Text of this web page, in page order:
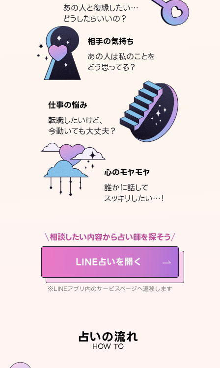
あの人と復縁したい…
どうしたらいいの？
相手の気持ち
あの人は私のことを
どう思ってる？
仕事の悩み
転職したいけど、
今動いても大丈夫？
心のモヤモヤ
誰かに話して
スッキリしたい…！
相談したい内容から占い師を探そう
LINE占いを開く
※LINEアプリ内のサービスページへ遷移します
占いの流れ
HOW TO